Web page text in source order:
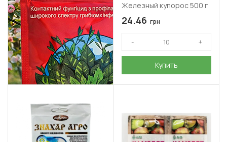
Железный купорос 500 г
24.46 грн
Купить